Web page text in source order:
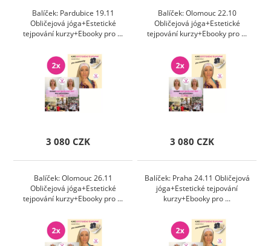
Balíček: Pardubice 19.11
Obličejová jóga+Estetické
tejpování kurzy+Ebooky pro ...
3 080 CZK
Balíček: Olomouc 22.10
Obličejová jóga+Estetické
tejpování kurzy+Ebooky pro ...
3 080 CZK
Balíček: Olomouc 26.11
Obličejová jóga+Estetické
tejpování kurzy+Ebooky pro ...
Balíček: Praha 24.11 Obličejová
jóga+Estetické tejpování
kurzy+Ebooky pro ...